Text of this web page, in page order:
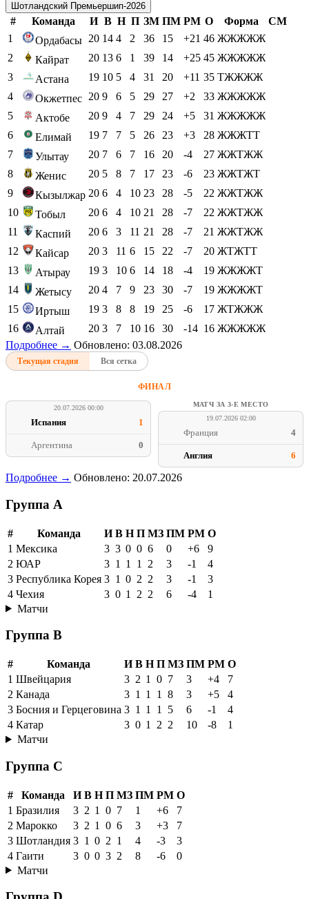
Шотландский Премьершип-2026
# Команда И В Н П ЗМ ПМ РМ О Форма
СМ
1
Ордабасы 20 14 4 2 36 15 +21 46 ЖЖЖЖЖ
2
Кайрат 20 13 6 1 39 14 +25 45 ЖЖЖЖЖ
3
Астана 19 10 5 4 31 20 +11 35 ТЖЖЖЖ
4
Окжетпес 20 9 6 5 29 27 +2 33 ЖЖЖЖЖ
5
Актобе 20 9 4 7 29 24 +5 31 ЖЖЖЖЖ
6
Елимай 19 7 7 5 26 23 +3 28 ЖЖЖТТ
7
Улытау 20 7 6 7 16 20 -4 27 ЖЖТЖЖ
8
Женис 20 5 8 7 17 23 -6 23 ЖЖТЖТ
9
Кызылжар 20 6 4 10 23 28 -5 22 ЖЖТЖЖ
10
Тобыл 20 6 4 10 21 28 -7 22 ЖЖТЖЖ
11
Каспий 20 6 3 11 21 28 -7 21 ЖЖТЖЖ
12
Кайсар 20 3 11 6 15 22 -7 20 ЖТЖТТ
13
Атырау 19 3 10 6 14 18 -4 19 ЖЖЖЖТ
14
Жетысу 20 4 7 9 23 30 -7 19 ЖЖЖЖТ
15
Иртыш 19 3 8 8 19 25 -6 17 ЖТЖЖЖ
16
Алтай 20 3 7 10 16 30 -14 16 ЖЖЖЖЖ
Подробнее → Обновлено: 03.08.2026
Текущая стадия Вся сетка
ФИНАЛ
20.07.2026 00:00
Испания 1
Аргентина 0
МАТЧ ЗА 3-Е МЕСТО
19.07.2026 02:00
Франция 4
Англия 6
Подробнее → Обновлено: 20.07.2026
Группа A
# Команда И В Н П МЗ ПМ РМ О
1 Мексика 3 3 0 0 6 0 +6
9
2 ЮАР 3 1 1 1 2 3 -1
4
3 Республика Корея 3 1 0 2 2 3 -1
3
4 Чехия 3 0 1 2 2 6 -4
1
Матчи
Группа B
# Команда И В Н П МЗ ПМ РМ О
1 Швейцария 3 2 1 0 7 3 +4
7
2 Канада 3 1 1 1 8 3 +5
4
3 Босния и Герцеговина 3 1 1 1 5 6 -1
4
4 Катар 3 0 1 2 2 10 -8
1
Матчи
Группа C
# Команда И В Н П МЗ ПМ РМ О
1 Бразилия 3 2 1 0 7 1 +6
7
2 Марокко 3 2 1 0 6 3 +3
7
3 Шотландия 3 1 0 2 1 4 -3
3
4 Гаити 3 0 0 3 2 8 -6
0
Матчи